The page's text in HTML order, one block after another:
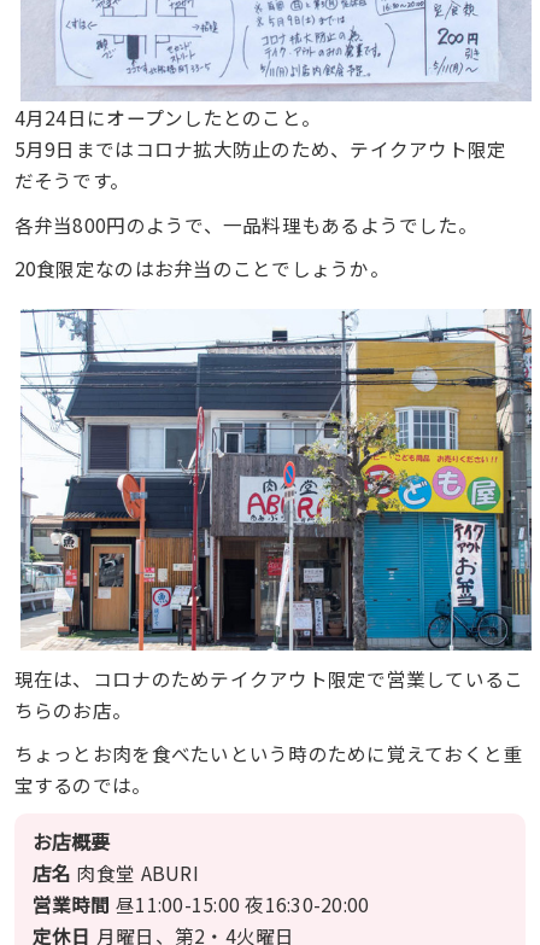
4月24日にオープンしたとのこと。
5月9日まではコロナ拡大防止のため、テイクアウト限定
だそうです。
各弁当800円のようで、一品料理もあるようでした。
20食限定なのはお弁当のことでしょうか。
現在は、コロナのためテイクアウト限定で営業しているこ
ちらのお店。
ちょっとお肉を食べたいという時のために覚えておくと重
宝するのでは。
お店概要
店名 肉食堂 ABURI
営業時間 昼11:00-15:00 夜16:30-20:00
定休日 月曜日、第2・4火曜日